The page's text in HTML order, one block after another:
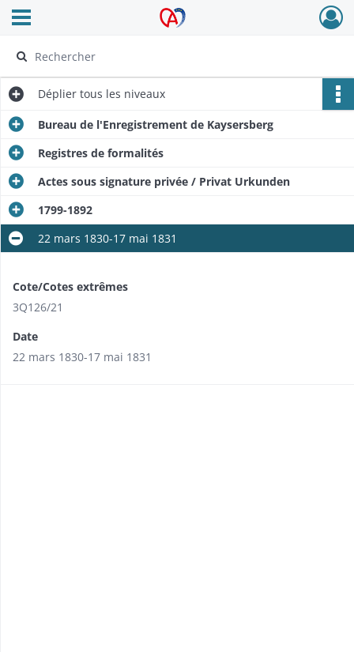
Archives Alsace - Colmar
Ouvrir le menu déroulant
Déplier tous les niveaux
Bureau de l'Enregistrement de Kaysersberg
Registres de formalités
Actes sous signature privée / Privat Urkunden
1799-1892
22 mars 1830-17 mai 1831
Cote/Cotes extrêmes
​3Q126/21
Date
22 mars 1830-17 mai 1831